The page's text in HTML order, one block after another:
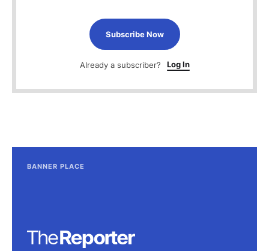
Subscribe Now
Already a subscriber? Log In
BANNER PLACE